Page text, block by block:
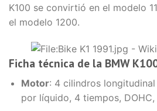
K100 se convirtió en el modelo
el modelo 1200.
Ficha técnica de la BMW
Motor: 4 cilindros
por líquido, 4 tiempos, DOHC,